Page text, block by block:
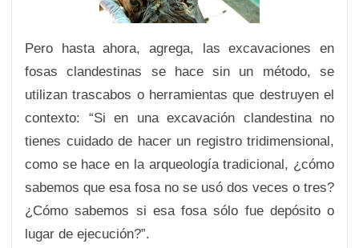
Pero hasta ahora, agrega, las excavaciones en
fosas clandestinas se hace sin un método, se
utilizan trascabos o herramientas que destruyen el
contexto: “Si en una excavación clandestina no
tienes cuidado de hacer un registro tridimensional,
como se hace en la arqueología tradicional, ¿cómo
sabemos que esa fosa no se usó dos veces o tres?
¿Cómo sabemos si esa fosa sólo fue depósito o
lugar de ejecución?”.